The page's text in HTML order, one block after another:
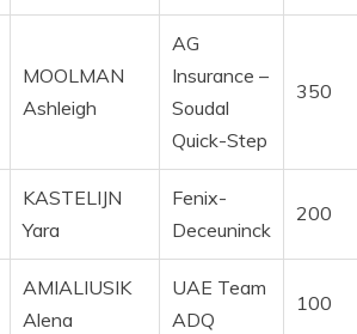
MOOLMAN
Ashleigh
AG
Insurance –
Soudal
Quick-Step
350
KASTELIJN
Yara
Fenix-
Deceuninck
200
AMIALIUSIK
Alena
UAE Team
ADQ
100